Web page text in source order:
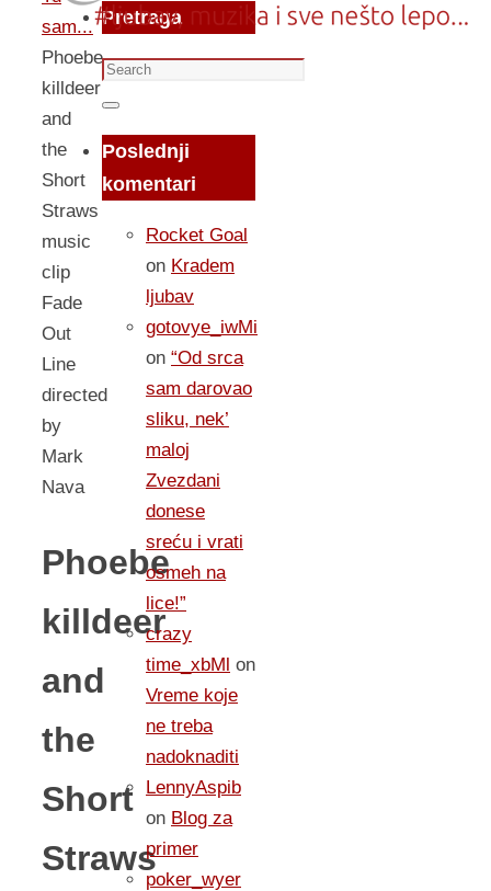
sam...
Phoebe
killdeer
and
the
Short
Straws
music
clip
Fade
Out
Line
directed
by
Mark
Nava
Phoebe
killdeer
and
the
Short
Straws
Pretraga
Search
for:
Search
Poslednji
komentari
Rocket Goal
on Kradem
ljubav
gotovye_iwMi
on “Od srca
sam darovao
sliku, nek’
maloj
Zvezdani
donese
sreću i vrati
osmeh na
lice!”
crazy
time_xbMl on
Vreme koje
ne treba
nadoknaditi
LennyAspib
on Blog za
primer
poker_wyer